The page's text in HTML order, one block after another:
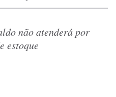
não atenderá por
estoque